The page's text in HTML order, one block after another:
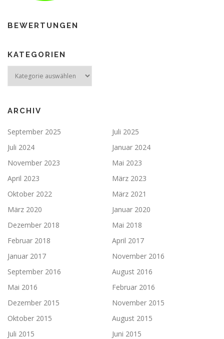
BEWERTUNGEN
KATEGORIEN
ARCHIV
September 2025
Juli 2025
Juli 2024
Januar 2024
November 2023
Mai 2023
April 2023
März 2023
Oktober 2022
März 2021
März 2020
Januar 2020
Dezember 2018
Mai 2018
Februar 2018
April 2017
Januar 2017
November 2016
September 2016
August 2016
Mai 2016
Februar 2016
Dezember 2015
November 2015
Oktober 2015
August 2015
Juli 2015
Juni 2015